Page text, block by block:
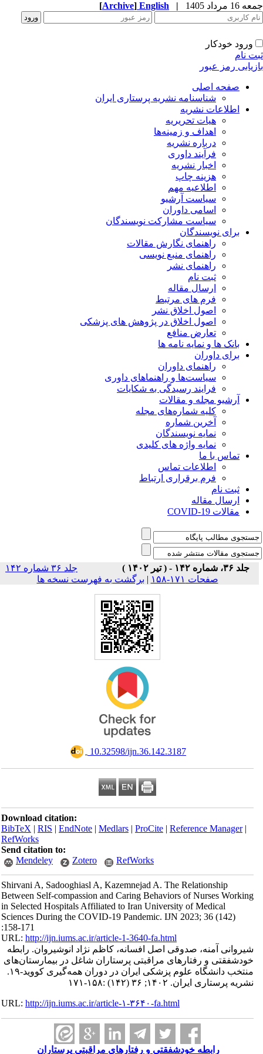
مرداد 1405 |
English
[Archive]
ورود خودکار
نام
رمز عبور
صفحه اصلی
شناسنامه نشریه پرستاری ایران
اطلاعات نشریه
هیات تحریریه
اهداف و زمینه‌ها
درباره نشریه
فرآیند داوری
اخبار نشریه
هزینه چاپ
اطلاعیه مهم
سیاست آرشیو
اسامی داوران
سیاست مشارکت نویسندگان
برای نویسندگان
راهنمای نگارش مقالات
راهنمای منبع نویسی
راهنمای نشر
ثبت نام
ارسال مقاله
فرم های مرتبط
اصول اخلاق نشر
اصول اخلاق در پژوهش های پزشکی
تعارض منافع
بانک ها و نمایه نامه ها
برای داوران
راهنمای داوران
سیاست‌ها و راهنماهای داوری
فرایند رسیدگی به شکایات
آرشیو مجله و مقالات
کلیه شماره‌های مجله
آخرین شماره
نمایه نویسندگان
نمایه واژه های کلیدی
تماس با ما
اطلاعات تماس
فرم برقراری ارتباط
ثبت نام
ارسال مقاله
مقالات COVID-19
جلد ۳۶، شماره ۱۴۲ - ( تیر ۱۴۰۲ )
جلد ۳۶ شماره ۱۴۲
صفحات ۱۷۱-۱۵۸
| برگشت به فهرست نسخه ها
‎ 10.32598/ijn.36.142.3187
Download citation:
BibTeX|RIS|EndNote|Medlars|ProCite|Reference Manager
RefWorks
Send citation to:
Mendeley
Zotero RefWorks
Shirvani A, Sadooghiasl A, Kazemnejad A. The Relationship
Between Self-compassion and Caring Behaviors of Nurses Working
in Selected Hospitals Affiliated to Iran University of Medical
Sciences During the COVID-19 Pandemic. IJN 2023; 36 (142)
:158-171
URL:http://ijn.iums.ac.ir/article-1-3640-fa.html
شیروانی آمنه، صدوقی اصل افسانه، کاظم نژاد انوشیروان. رابطه
خود‌شفقتی و رفتارهای مراقبتی پرستاران شاغل در بیمارستان‌های
منتخب دانشگاه علوم پزشکی ایران در دوران همه‌گیری کووید-۱۹.
نشریه پرستاری ایران. ۱۴۰۲; ۳۶ (۱۴۲) :۱۵۸-۱۷۱
URL:http://ijn.iums.ac.ir/article-۱-۳۶۴۰-fa.html
رابطه خود‌شفقتی و رفتارهای مراقبتی پرستاران